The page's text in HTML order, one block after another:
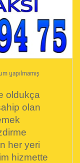
yapılmamış
oldukça
olan
her yeri
hizmette